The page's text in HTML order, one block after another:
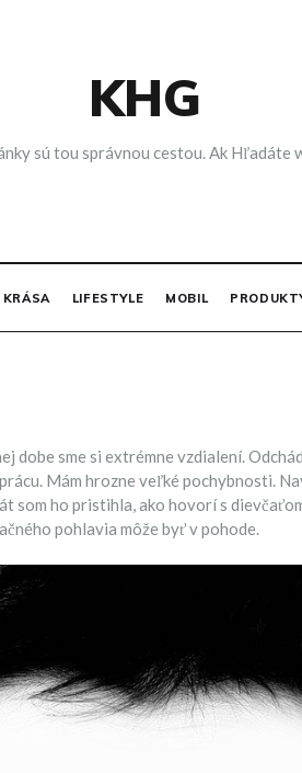
KHG
sú tou správnou cestou. Ak Hľadáte
KRÁSA LIFESTYLE MOBIL
dobe sme si extrémne vzdialení.
Mám hrozne veľké pochybnosti.
ho pristihla, ako hovorí s
pohlavia môže byť v pohode.